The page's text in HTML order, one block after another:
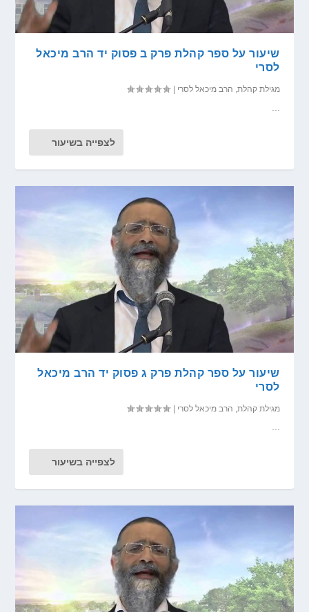
שיעור על ספר קהלת פרק ב פסוק יד הרב מיכאל
לסרי
מגילת קהלת הרב מיכאל לסרי |
לצפייה בשיעור
שיעור על ספר קהלת פרק ג פסוק יד הרב מיכאל
לסרי
מגילת קהלת, הרב מיכאל לסרי |
...
לצפייה בשיעור